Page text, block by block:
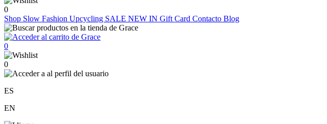
0
Shop Slow Fashion Upcycling SALE NEW IN Gift Card Contacto Blog
0
0
ES
EN